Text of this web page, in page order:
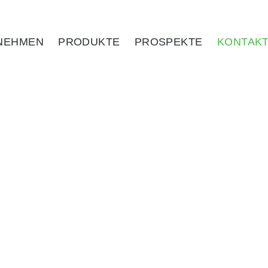
PRODUKTE PROSPEKTE